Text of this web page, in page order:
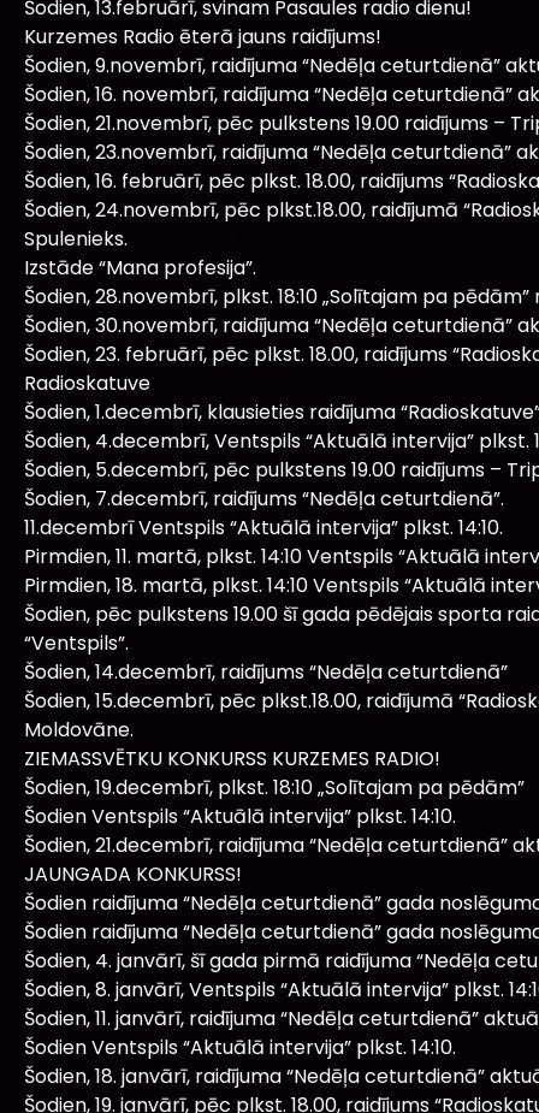
Šodien, 13.februārī, svinam Pasaules radio dienu!
Kurzemes Radio ēterā jauns raidījums!
Šodien, 9.novembrī, raidījuma “Nedēļa ceturtdienā”
Šodien, 16. novembrī, raidījuma “Nedēļa ceturtdienā”
Šodien, 21.novembrī, pēc pulkstens 19.00 raidījums –
Šodien, 23.novembrī, raidījuma “Nedēļa ceturtdienā”
Šodien, 16. februārī, pēc plkst. 18.00, raidījums
Šodien, 24.novembrī, pēc plkst.18.00, raidījumā
Spulenieks.
Izstāde “Mana profesija”.
Šodien, 28.novembrī, plkst. 18:10 „Solītajam pa pēdām”
Šodien, 30.novembrī, raidījuma “Nedēļa ceturtdienā”
Šodien, 23. februārī, pēc plkst. 18.00, raidījums
Radioskatuve
Šodien, 1.decembrī, klausieties raidījuma
Šodien, 4.decembrī, Ventspils “Aktuālā intervija” plkst.
Šodien, 5.decembrī, pēc pulkstens 19.00 raidījums –
Šodien, 7.decembrī, raidījums “Nedēļa ceturtdienā”.
11.decembrī Ventspils “Aktuālā intervija” plkst. 14:10.
Pirmdien, 11. martā, plkst. 14:10 Ventspils “Aktuālā
Pirmdien, 18. martā, plkst. 14:10 Ventspils “Aktuālā
Šodien, pēc pulkstens 19.00 šī gada pēdējais sporta
“Ventspils”.
Šodien, 14.decembrī, raidījums “Nedēļa ceturtdienā”
Šodien, 15.decembrī, pēc plkst.18.00, raidījumā
Moldovāne.
ZIEMASSVĒTKU KONKURSS KURZEMES RADIO!
Šodien, 19.decembrī, plkst. 18:10 „Solītajam pa pēdām”
Šodien Ventspils “Aktuālā intervija” plkst. 14:10.
Šodien, 21.decembrī, raidījuma “Nedēļa ceturtdienā”
JAUNGADA KONKURSS!
Šodien raidījuma “Nedēļa ceturtdienā” gada
Šodien raidījuma “Nedēļa ceturtdienā” gada
Šodien, 4. janvārī, šī gada pirmā raidījuma “Nedēļa
Šodien, 8. janvārī, Ventspils “Aktuālā intervija” plkst.
Šodien, 11. janvārī, raidījuma “Nedēļa ceturtdienā”
Šodien Ventspils “Aktuālā intervija” plkst. 14:10.
Šodien, 18. janvārī, raidījuma “Nedēļa ceturtdienā”
Šodien, 19. janvārī, pēc plkst. 18.00, raidījums